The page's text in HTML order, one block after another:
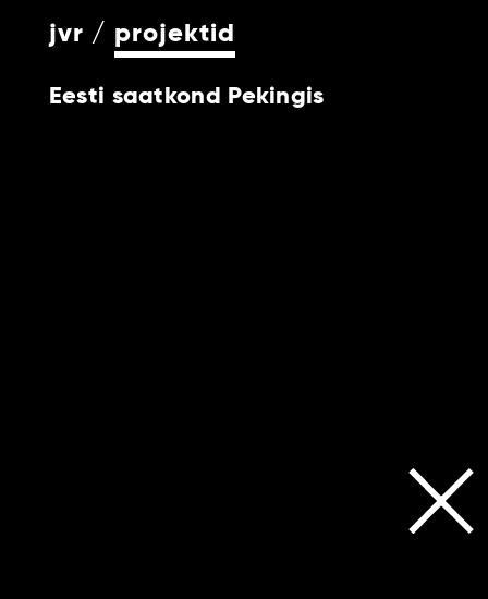
jvr projektid
Eesti saatkond Pekingis